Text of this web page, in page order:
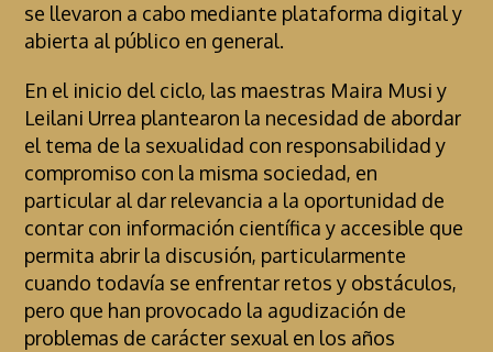
se llevaron a cabo mediante plataforma digital y
abierta al público en general.
En el inicio del ciclo, las maestras Maira Musi y
Leilani Urrea plantearon la necesidad de abordar
el tema de la sexualidad con responsabilidad y
compromiso con la misma sociedad, en
particular al dar relevancia a la oportunidad de
contar con información científica y accesible que
permita abrir la discusión, particularmente
cuando todavía se enfrentar retos y obstáculos,
pero que han provocado la agudización de
problemas de carácter sexual en los años